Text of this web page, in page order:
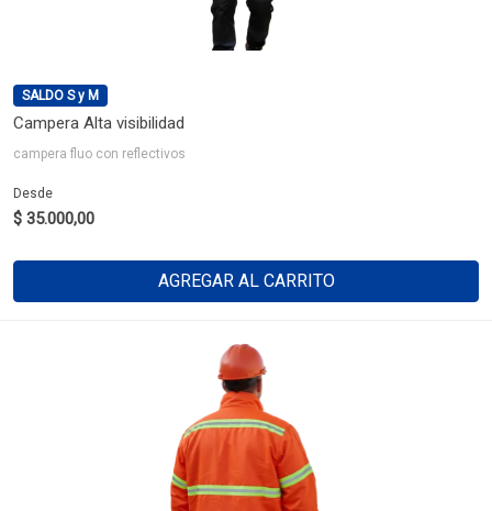
SALDO S y M
Campera Alta visibilidad
campera fluo con reflectivos
Desde
$ 35.000,00
AGREGAR AL CARRITO